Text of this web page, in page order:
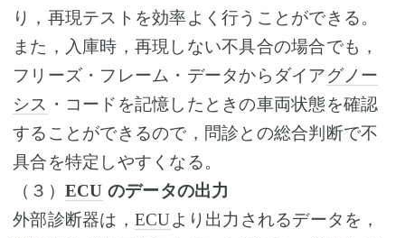
り，再現テストを効率よく行うことができる。
また，入庫時，再現しない不具合の場合でも，
フリーズ・フレーム・データからダイアグノー
シス ・コードを記憶したときの車両状態を確認
することができるので，問診との総合判断で不
具合を特定しやすくなる。
（３） ECU のデータの出力
外部診断器は， ECUより出力されるデータを，